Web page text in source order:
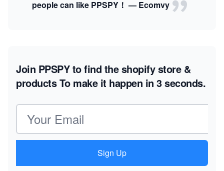
people can like PPSPY！ — Ecomvy
Join PPSPY to find the shopify store &
productsTo make it happen in 3 seconds.
Email address
Sign Up